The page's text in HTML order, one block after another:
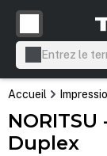
principal
Accueil
Duplex